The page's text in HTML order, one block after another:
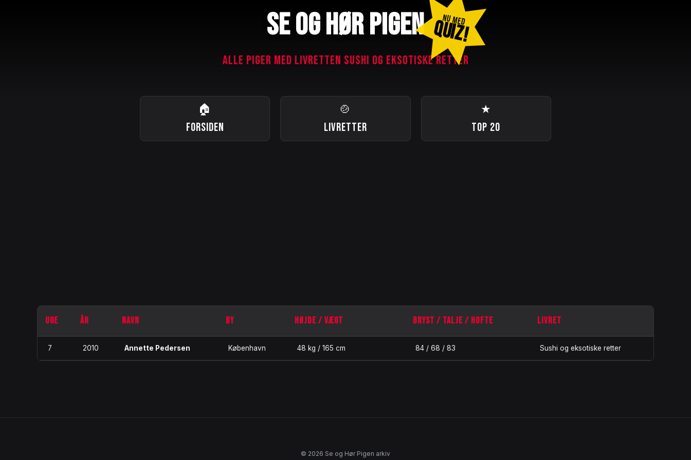
SE OG HØR PIGEN NU MED
QUIZ!
ALLE PIGER MED LIVRETTEN SUSHI OG EKSOTISKE RETTER
🏠
FORSIDEN
🍲
LIVRETTER
★
TOP 20
UGE ÅR NAVN BY HØJDE / VÆGT BRYST / TALJE / HOFTE LIVRET
7 2010 Annette Pedersen København 48 kg / 165 cm 84 / 68 / 83 Sushi og eksotiske retter
© 2026 Se og Hør Pigen arkiv